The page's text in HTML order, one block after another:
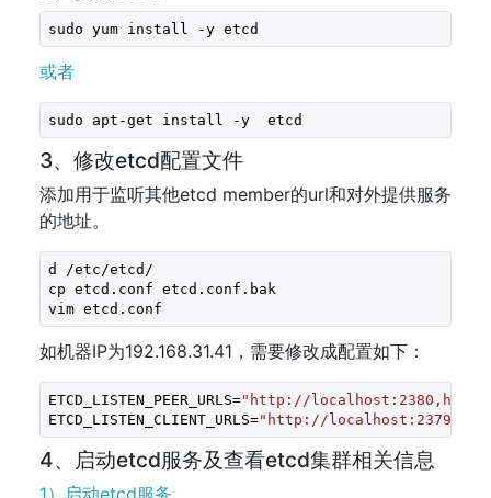
sudo yum install -y etcd
或者
sudo apt-get install -y  etcd
3、修改etcd配置文件
添加用于监听其他etcd member的url和对外提供服务
的地址。
d /etc/etcd/
cp etcd.conf etcd.conf.bak
vim etcd.conf
如机器IP为192.168.31.41，需要修改成配置如下：
ETCD_LISTEN_PEER_URLS="http://localhost:2380,http://
ETCD_LISTEN_CLIENT_URLS="http://
4、启动etcd服务及查看etcd集群相关信息
1）启动etcd服务